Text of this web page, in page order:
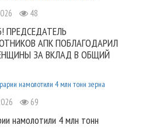
48
ПРЕДСЕДАТЕЛЬ
АПК ПОБЛАГОДАРИЛ
ЗА ВКЛАД В ОБЩИЙ
69
намолотили 4 млн тонн